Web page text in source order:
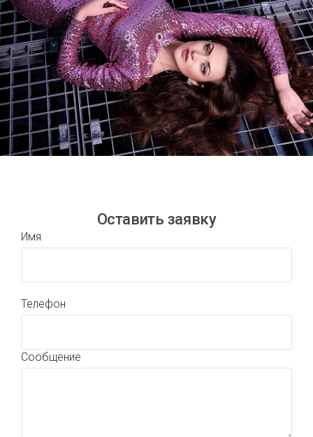
Оставить заявку
Имя
Телефон
Сообщение